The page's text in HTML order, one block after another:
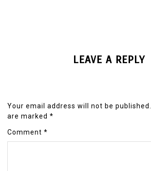
LEAVE A REPLY
Your email address will not be published.
are marked *
Comment *